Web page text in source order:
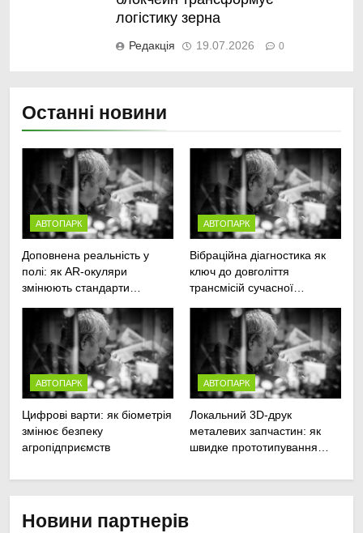
логістику зерна
Редакція 19.07.2026 0
Останні новини
АВТОПАРК
Доповнена реальність у
полі: як AR-окуляри
змінюють стандарти
сільськогосподарської
техніки
АВТОПАРК
Вібраційна діагностика як
ключ до довголіття
трансмісій сучасної
АВТОПАРК
Цифрові варти: як біометрія
змінює безпеку
агропідприємств
АВТОПАРК
Локальний 3D-друк
металевих запчастин: як
швидке прототипування
Новини партнерів